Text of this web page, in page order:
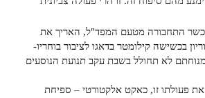
כשר התחבורה מטעם המפד"ל, האריך את
בכשישה קילומטר בדאגו לציבור בוחריו-
לא תחולל בשבת עקב תנועת הנוסעים
פעולתו זו, כאקט אלקטורטי – ספיחת